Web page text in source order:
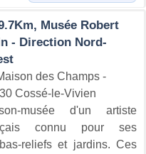
Musée Robert
- Direction Nord-
des Champs -
Cossé-le-Vivien
musée d'un artiste
connu pour ses
reliefs et jardins. Ces